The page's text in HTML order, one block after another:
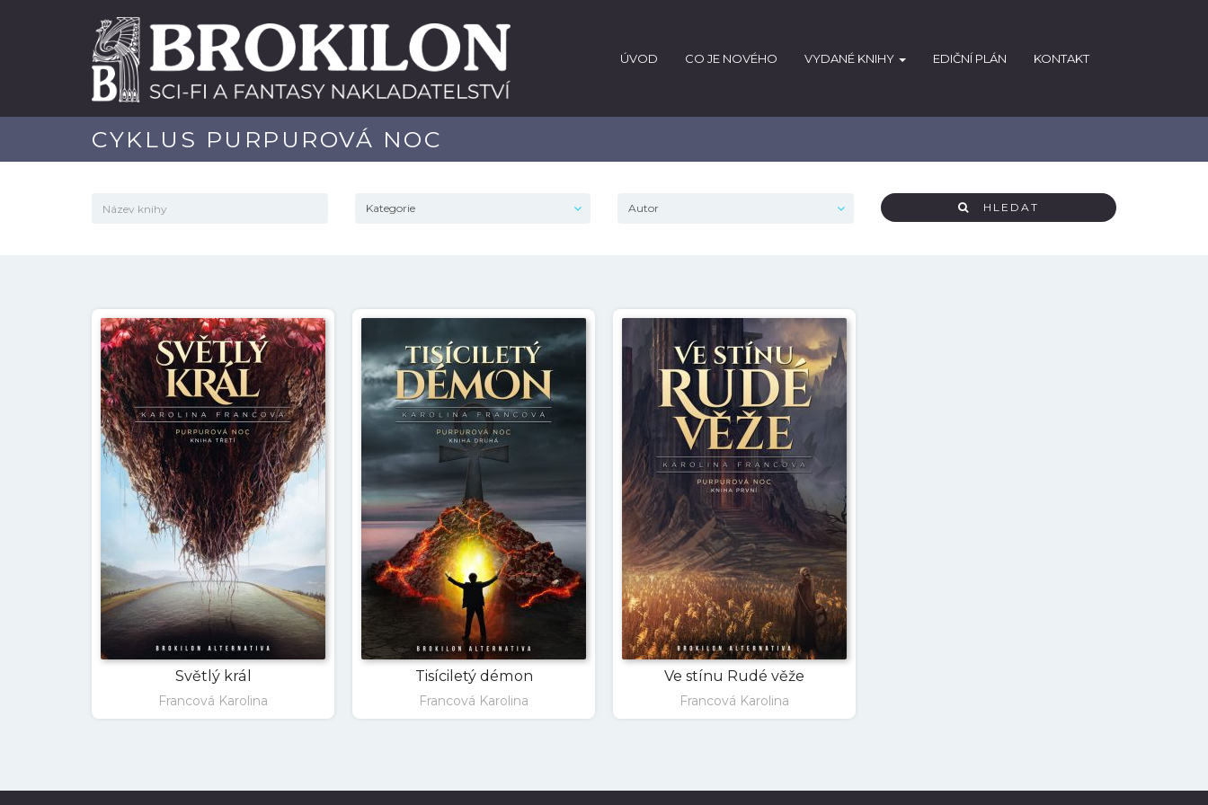
ÚVOD CO JE NOVÉHO VYDANÉ KNIHY EDIČNÍ PLÁN KONTAKT
CYKLUS PURPUROVÁ NOC
HLEDAT
Světlý král
Francová Karolina
Tisíciletý démon
Francová Karolina
Ve stínu Rudé věže
Francová Karolina